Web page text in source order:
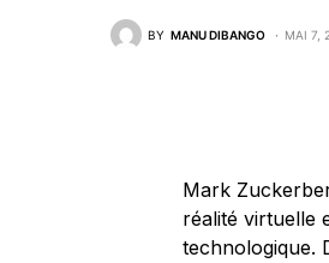
BY MANU DIBANGO MAI 7,
Mark
réalité virtuelle
technologique.